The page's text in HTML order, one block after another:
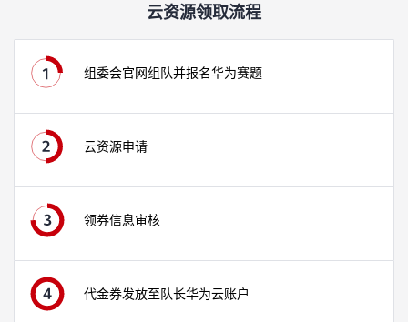
藏
云资源领取流程
组委会官网组队并报名华为赛题
云资源申请
领券信息审核
代金券发放至队长华为云账户